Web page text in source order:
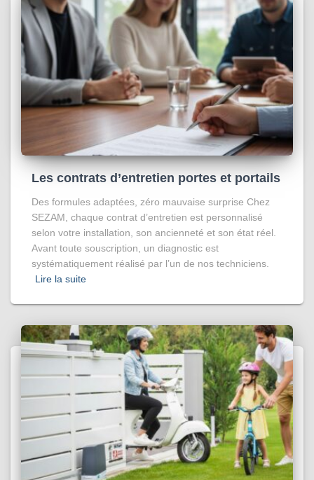
Les contrats d’entretien portes et portails
Des formules adaptées, zéro mauvaise surprise Chez
SEZAM, chaque contrat d’entretien est personnalisé
selon votre installation, son ancienneté et son état réel.
Avant toute souscription, un diagnostic est
systématiquement réalisé par l’un de nos techniciens.
Lire la suite